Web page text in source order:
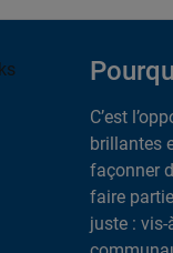
C’est
brillantes
façonner
faire
juste : vis-